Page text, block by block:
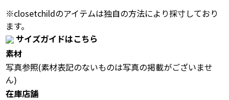
※closetchildのアイテムは独自の方法により採寸しており
ます。
サイズガイドはこちら
素材
写真参照(素材表記のないものは写真の掲載がございませ
ん)
在庫店舗